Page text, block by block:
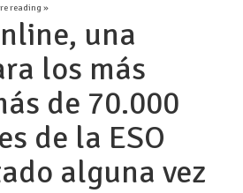
reading »
una
los más
de 70.000
de la ESO
alguna vez